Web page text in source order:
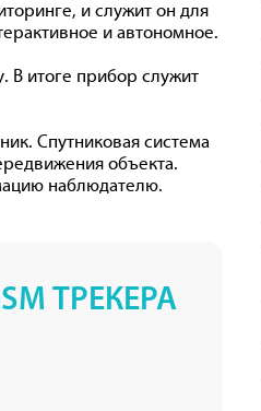
и служит он для
и автономное.
В итоге прибор служит
Спутниковая система
объекта.
наблюдателю.
ТРЕКЕРА